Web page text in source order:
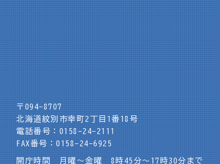
〒094-8707
北海道紋別市幸町2丁目1番18号
電話番号：0158-24-2111
FAX番号：0158-24-6925
開庁時間 月曜～金曜 8時45分～17時30分まで